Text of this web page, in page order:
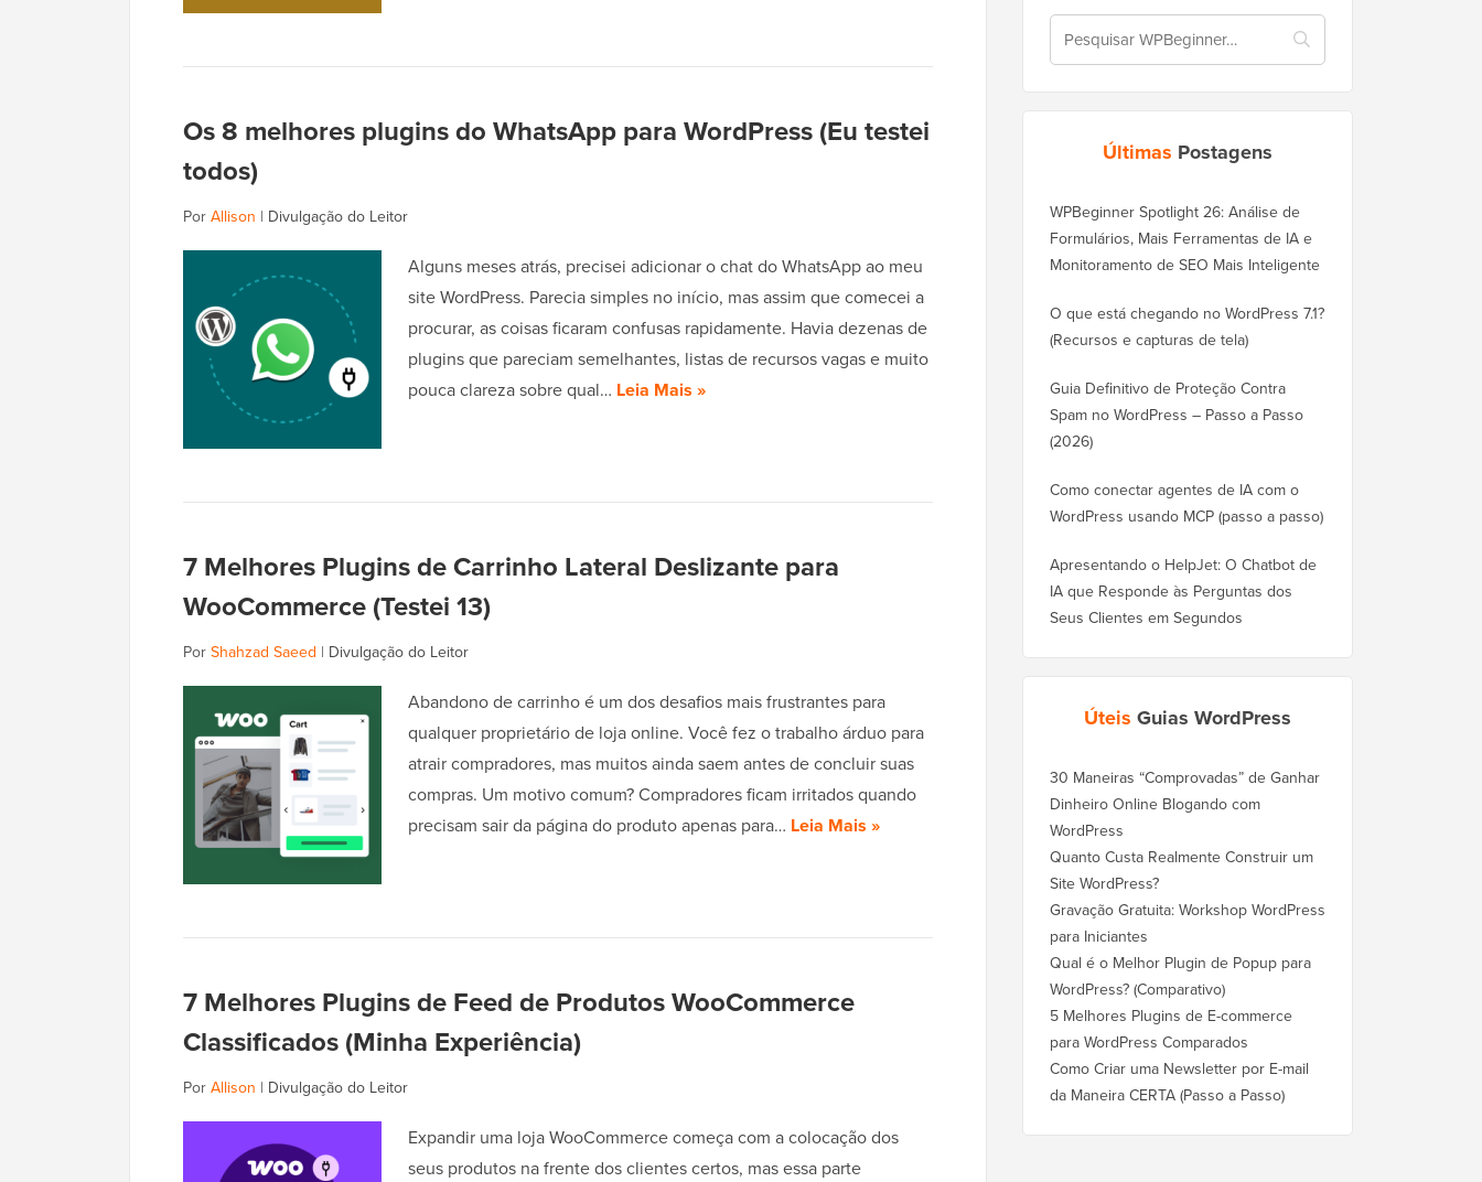
Os 8 melhores plugins do WhatsApp para WordPress (Eu testei
todos)
Por Allison | Divulgação do Leitor
Alguns meses atrás, precisei adicionar o chat do WhatsApp ao meu
site WordPress. Parecia simples no início, mas assim que comecei a
procurar, as coisas ficaram confusas rapidamente. Havia dezenas de
plugins que pareciam semelhantes, listas de recursos vagas e muito
pouca clareza sobre qual… Leia Mais »
7 Melhores Plugins de Carrinho Lateral Deslizante para
WooCommerce (Testei 13)
Por Shahzad Saeed | Divulgação do Leitor
Abandono de carrinho é um dos desafios mais frustrantes para
qualquer proprietário de loja online. Você fez o trabalho árduo para
atrair compradores, mas muitos ainda saem antes de concluir suas
compras. Um motivo comum? Compradores ficam irritados quando
precisam sair da página do produto apenas para… Leia Mais »
7 Melhores Plugins de Feed de Produtos WooCommerce
Classificados (Minha Experiência)
Por Allison | Divulgação do Leitor
Expandir uma loja WooCommerce começa com a colocação dos
seus produtos na frente dos clientes certos, mas essa parte
Últimas Postagens
WPBeginner Spotlight 26: Análise de
Formulários, Mais Ferramentas de IA e
Monitoramento de SEO Mais Inteligente
O que está chegando no WordPress 7.1?
(Recursos e capturas de tela)
Guia Definitivo de Proteção Contra
Spam no WordPress – Passo a Passo
(2026)
Como conectar agentes de IA com o
WordPress usando MCP (passo a passo)
Apresentando o HelpJet: O Chatbot de
IA que Responde às Perguntas dos
Seus Clientes em Segundos
Úteis Guias WordPress
30 Maneiras “Comprovadas” de Ganhar
Dinheiro Online Blogando com
WordPress
Quanto Custa Realmente Construir um
Site WordPress?
Gravação Gratuita: Workshop WordPress
para Iniciantes
Qual é o Melhor Plugin de Popup para
WordPress? (Comparativo)
5 Melhores Plugins de E-commerce
para WordPress Comparados
Como Criar uma Newsletter por E-mail
da Maneira CERTA (Passo a Passo)